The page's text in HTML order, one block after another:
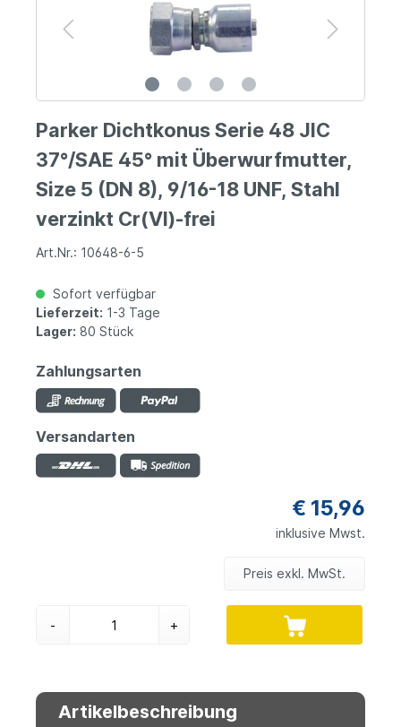
Parker Dichtkonus Serie 48 JIC
37°/SAE 45° mit Überwurfmutter,
Size 5 (DN 8), 9/16-18 UNF, Stahl
verzinkt Cr(VI)-frei
Art.Nr.: 10648-6-5
Sofort verfügbar
Lieferzeit: 1-3 Tage
Lager: 80 Stück
Zahlungsarten
Versandarten
€ 15,96
inklusive Mwst.
Preis exkl. MwSt.
- +
Artikelbeschreibung